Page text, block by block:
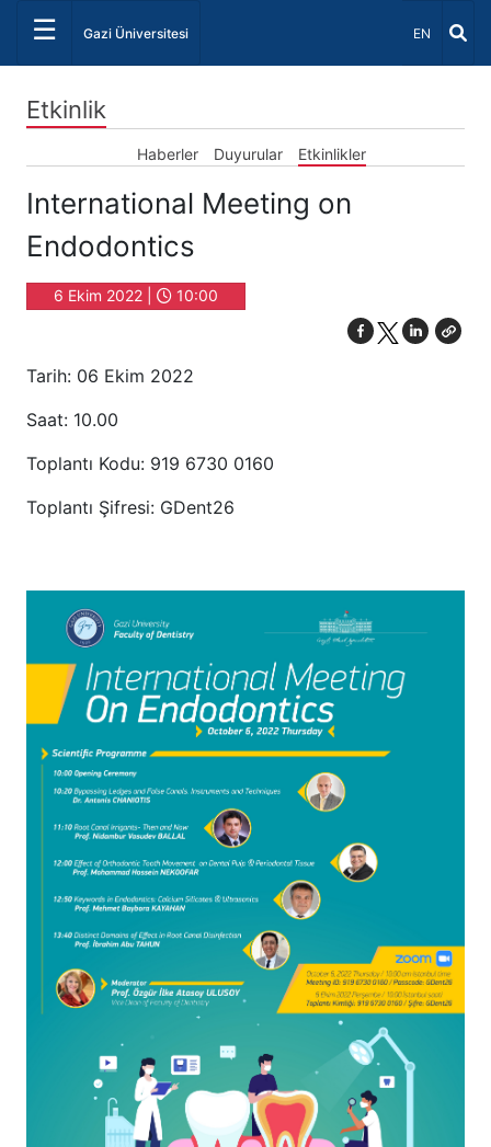
☰ Gazi Üniversitesi Dil Seçiniz
EN
Etkinlik
Haberler Duyurular Etkinlikler
International Meeting on
Endodontics
6 Ekim 2022 | 10:00
Tarih: 06 Ekim 2022
Saat: 10.00
Toplantı Kodu: 919 6730 0160
Toplantı Şifresi: GDent26